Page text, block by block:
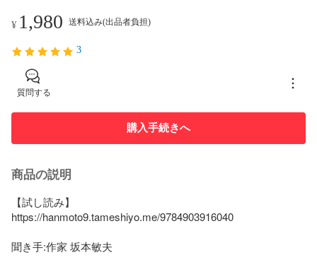
¥ 1,980 送料込み(出品者負担)
3
質問する
購入手続きへ
商品の説明
【試し読み】
https://hanmoto9.tameshiyo.me/9784903916040
聞き手:作家 坂本敏夫